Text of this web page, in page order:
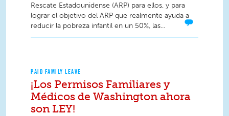
Rescate Estadounidense (ARP) para ellos, y para
lograr el objetivo del ARP que realmente ayuda a
reducir la pobreza infantil en un 50%, las...
PAID FAMILY LEAVE
¡Los Permisos Familiares y
Médicos de Washington ahora
son LEY!